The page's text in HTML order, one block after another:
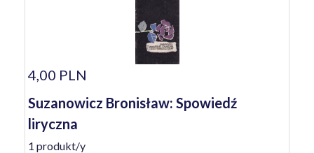
4,00 PLN
Suzanowicz Bronisław: Spowiedź
liryczna
1 produkt/y